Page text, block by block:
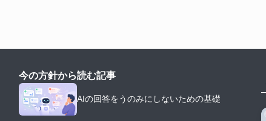
今の方針から読む記事
AIの回答をうのみにしないための基礎